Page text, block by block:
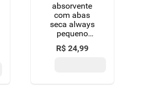
absorvente
com abas
seca always
pequeno
pacote 32
unidades
R$ 24,99